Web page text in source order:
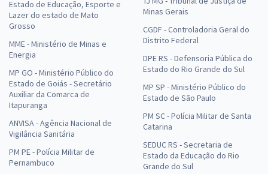
Estado de Educação, Esporte e
Lazer do estado de Mato
Grosso
MME - Ministério de Minas e
Energia
MP GO - Ministério Público do
Estado de Goiás - Secretário
Auxiliar da Comarca de
Itapuranga
ANVISA - Agência Nacional de
Vigilância Sanitária
PM PE - Polícia Militar de
Pernambuco
Minas Gerais
CGDF - Controladoria Geral do
Distrito Federal
DPE RS - Defensoria Pública do
Estado do Rio Grande do Sul
MP SP - Ministério Público do
Estado de São Paulo
PM SC - Polícia Militar de Santa
Catarina
SEDUC RS - Secretaria de
Estado da Educação do Rio
Grande do Sul